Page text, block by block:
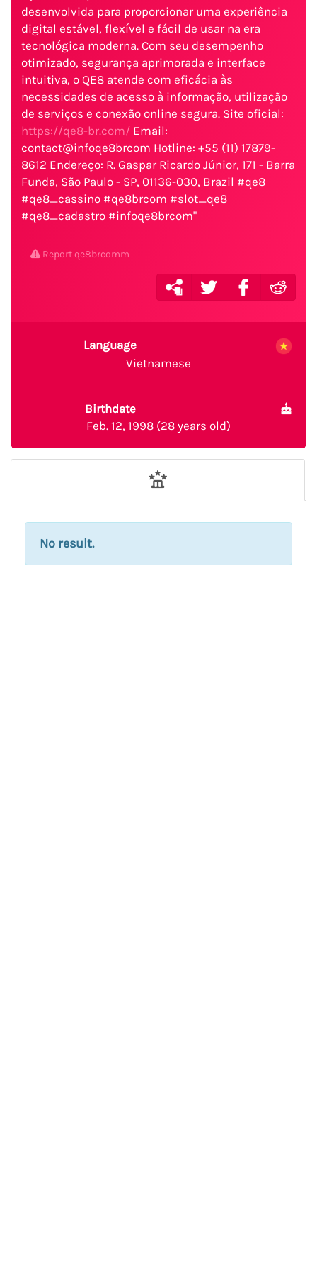
desenvolvida para proporcionar uma experiência
digital estável, flexível e fácil de usar na era
tecnológica moderna. Com seu desempenho
otimizado, segurança aprimorada e interface
intuitiva, o QE8 atende com eficácia às
necessidades de acesso à informação, utilização
de serviços e conexão online segura. Site oficial:
https://qe8-br.com/ Email:
contact@infoqe8brcom Hotline: +55 (11) 17879-
8612 Endereço: R. Gaspar Ricardo Júnior, 171 - Barra
Funda, São Paulo - SP, 01136-030, Brazil #qe8
#qe8_cassino #qe8brcom #slot_qe8
#qe8_cadastro #infoqe8brcom"
Report qe8brcomm
Language
Vietnamese
Birthdate
Feb. 12, 1998 (28 years old)
No result.